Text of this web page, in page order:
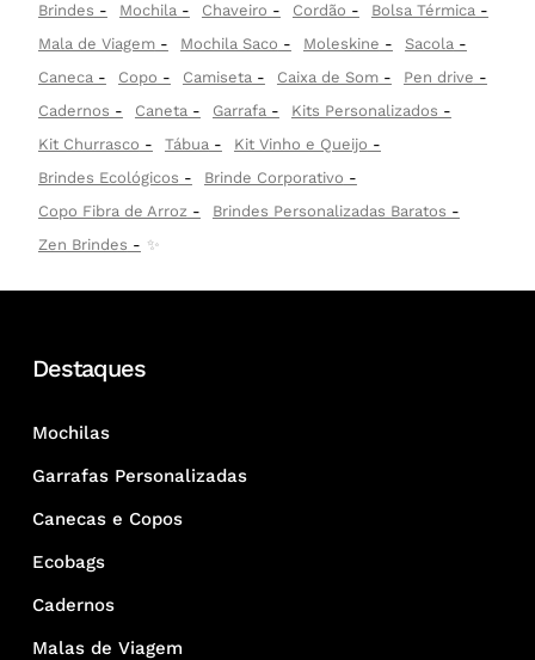
Brindes Mochila Chaveiro Cordão
Bolsa Térmica
Mala de Viagem
Mochila Saco Moleskine
Sacola
Caneca
Copo Camiseta Caixa de Som
Pen drive
Cadernos
Caneta Garrafa
Kits Personalizados
Kit Churrasco
Tábua
Kit Vinho e Queijo
Brindes Ecológicos
Brinde Corporativo
Copo Fibra de Arroz
Brindes Personalizadas Baratos
Zen Brindes
✨
Destaques
Mochilas
Garrafas Personalizadas
Canecas e Copos
Ecobags
Cadernos
Malas de Viagem